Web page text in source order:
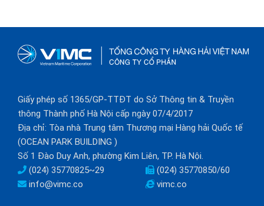
Giấy phép số 1365/GP-TTĐT do Sở Thông tin & Truyền
thông Thành phố Hà Nội cấp ngày 07/4/2017
Địa chỉ: Tòa nhà Trung tâm Thương mại Hàng hải Quốc tế
(OCEAN PARK BUILDING )
Số 1 Đào Duy Anh, phường Kim Liên, TP. Hà Nội.
(024) 35770825~29
(024) 35770850/60
info@vimc.co
vimc.co